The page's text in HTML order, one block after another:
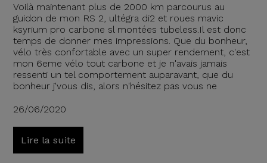
Voilà maintenant plus de 2000 km parcourus au
guidon de mon RS 2, ultégra di2 et roues mavic
ksyrium pro carbone sl montées tubeless.Il est donc
temps de donner mes impressions. Que du bonheur,
vélo très confortable avec un super rendement, c'est
mon 6eme vélo tout carbone et je n'avais jamais
ressenti un tel comportement auparavant, que du
bonheur j'vous dis, alors n'hésitez pas vous ne
26/06/2020
Lire la suite